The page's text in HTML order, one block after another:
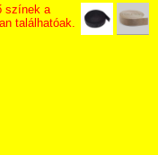
színek a
találhatóak.